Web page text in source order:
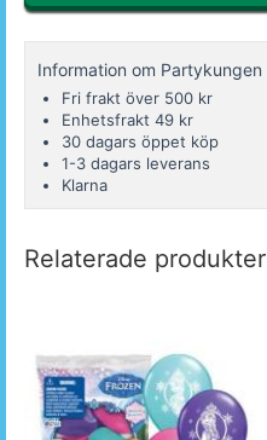
Information om Partykungen
Fri frakt över 500 kr
Enhetsfrakt 49 kr
30 dagars öppet köp
1-3 dagars leverans
Klarna
Relaterade produkter